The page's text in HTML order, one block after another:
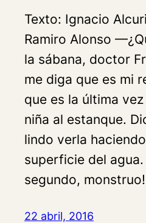
Texto: Ignacio
Ramiro Alonso
la sábana, doctor
me diga que es mi
que es la última
niña al estanque.
lindo verla
superficie del
segundo,
22 abril, 2016